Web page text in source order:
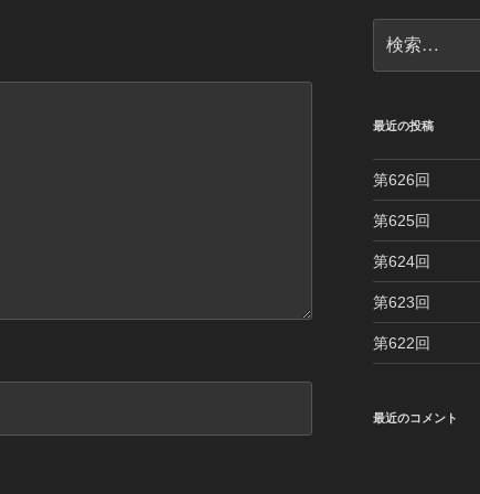
索:
最近の投稿
第626回
第625回
第624回
第623回
第622回
最近のコメント